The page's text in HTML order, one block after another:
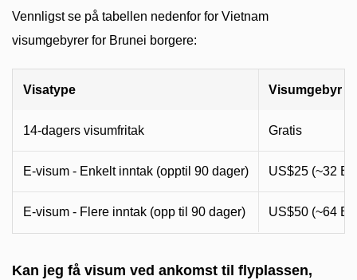
Vennligst se på tabellen nedenfor for Vietnam
visumgebyrer for Brunei borgere:
Visatype Visumgebyr
14-dagers visumfritak Gratis
E-visum - Enkelt inntak (opptil 90 dager) US$25 (~32
E-visum - Flere inntak (opp til 90 dager) US$50 (~64
Kan jeg få visum ved ankomst til flyplassen,